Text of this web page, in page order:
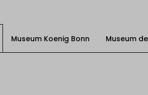
Museum Koenig Bonn Museum